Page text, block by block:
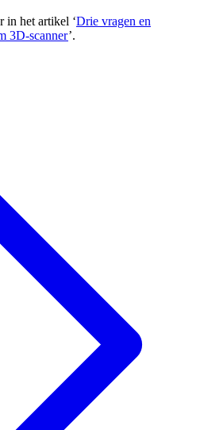
in het artikel ‘Drie vragen en
3D-scanner’.